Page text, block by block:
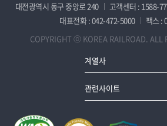
대전광역시 동구 중앙로 240
고객센터 : 1588-
대표전화 : 042-472-5000
팩스 :
COPYRIGHT ⓒ KOREA RAILROAD. ALL
계열사
관련사이트